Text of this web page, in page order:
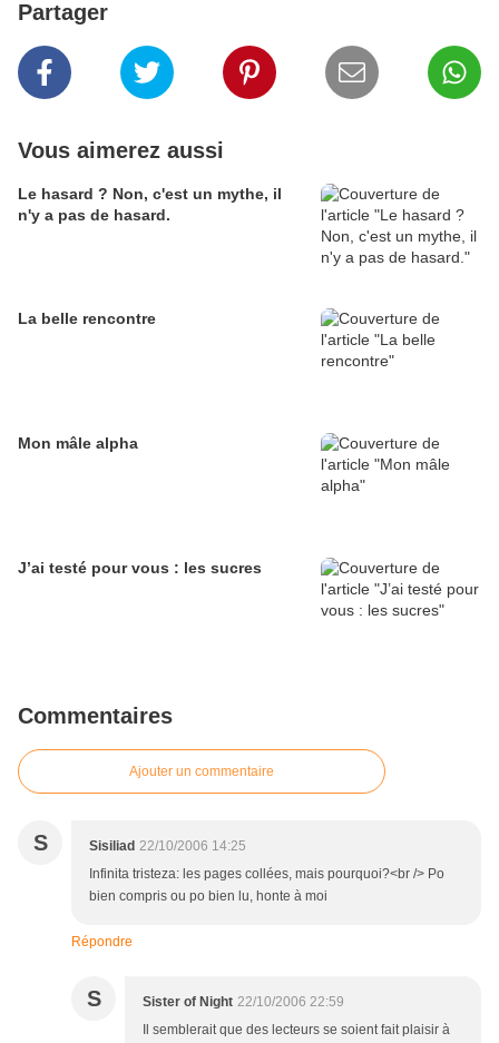
Partager
Vous aimerez aussi
Le hasard ? Non, c'est un mythe, il
n'y a pas de hasard.
La belle rencontre
Mon mâle alpha
J’ai testé pour vous : les sucres
Commentaires
Ajouter un commentaire
S Sisiliad 22/10/2006 14:25
Infinita tristeza: les pages collées, mais pourquoi?<br /> Po
bien compris ou po bien lu, honte à moi
Répondre
S Sister of Night 22/10/2006 22:59
Il semblerait que des lecteurs se soient fait plaisir à